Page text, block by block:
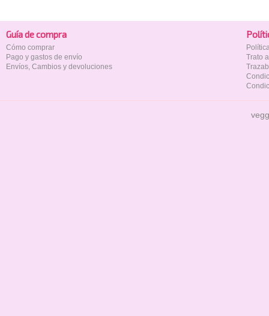
Guía de compra
Cómo comprar
Pago y gastos de envío
Envíos, Cambios y devoluciones
Trato